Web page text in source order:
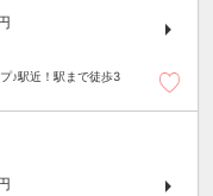
♪駅近！駅まで徒歩3